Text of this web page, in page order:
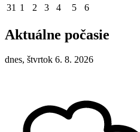
31 1 2 3 4 5 6
Aktuálne počasie
dnes, štvrtok 6. 8. 2026